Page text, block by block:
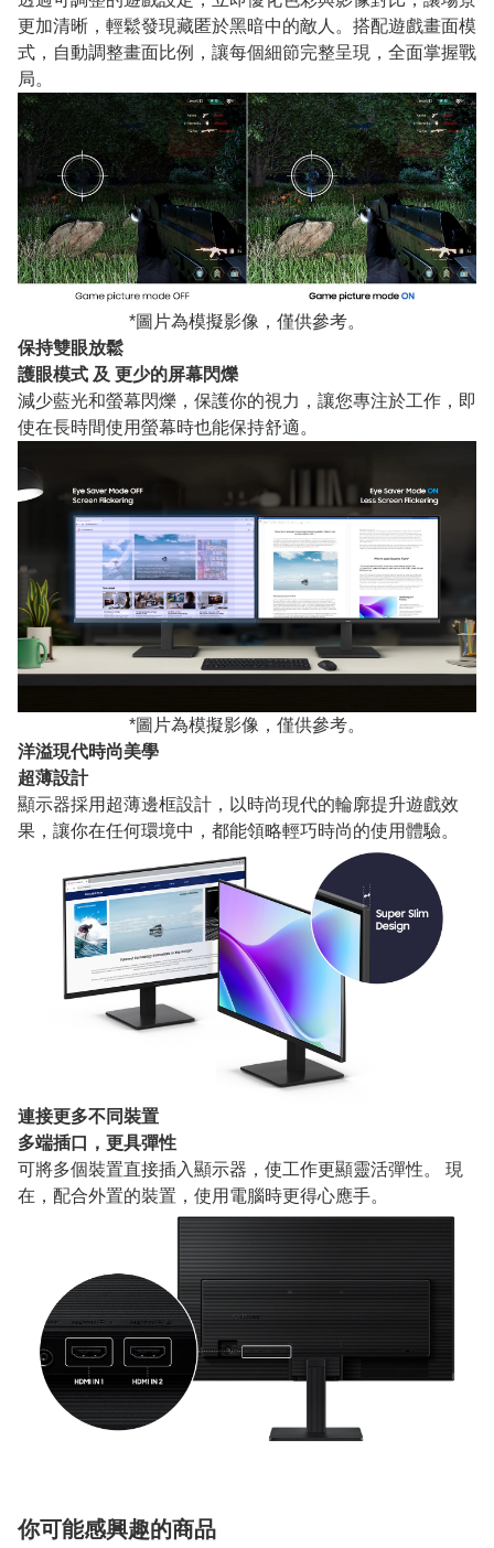
更加清晰，輕鬆發現藏匿於黑暗中的敵人。搭配遊戲畫面模
式，自動調整畫面比例，讓每個細節完整呈現，全面掌握戰
局。
*圖片為模擬影像，僅供參考。
保持雙眼放鬆
護眼模式 及 更少的屏幕閃爍
減少藍光和螢幕閃爍，保護你的視力，讓您專注於工作，即
使在長時間使用螢幕時也能保持舒適。
*圖片為模擬影像，僅供參考。
洋溢現代時尚美學
超薄設計
顯示器採用超薄邊框設計，以時尚現代的輪廓提升遊戲效
果，讓你在任何環境中，都能領略輕巧時尚的使用體驗。
連接更多不同裝置
多端插口，更具彈性
可將多個裝置直接插入顯示器，使工作更顯靈活彈性。 現
在，配合外置的裝置，使用電腦時更得心應手。
你可能感興趣的商品